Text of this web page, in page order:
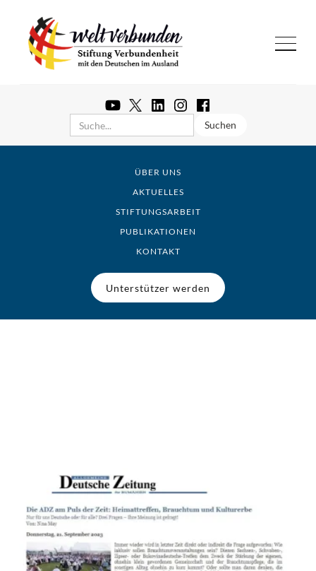
ÜBER UNS
AKTUELLES
STIFTUNGSARBEIT
PUBLIKATIONEN
KONTAKT
Unterstützer werden